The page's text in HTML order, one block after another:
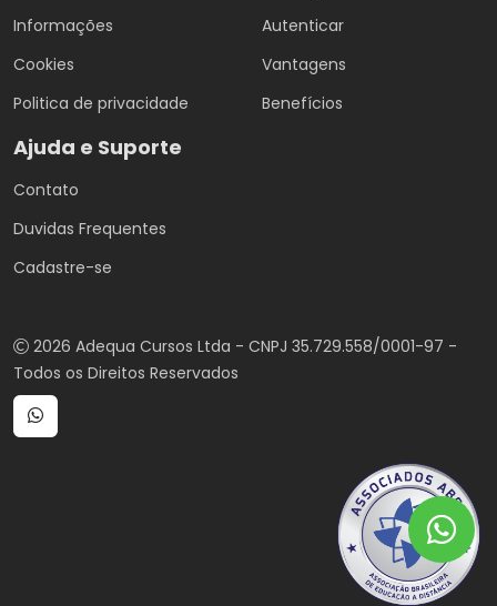
Informações
Cookies
Politica de privacidade
Autenticar
Vantagens
Benefícios
Ajuda e Suporte
Contato
Duvidas Frequentes
Cadastre-se
2026 Adequa Cursos Ltda - CNPJ 35.729.558/0001-97 -
Todos os Direitos Reservados